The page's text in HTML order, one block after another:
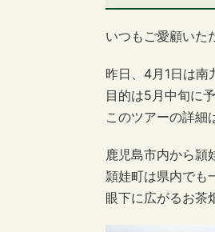
いつもご愛顧いた
昨日、4月1日は南
目的は5月中旬に
このツアーの詳細
鹿児島市内から頴
頴娃町は県内でも
眼下に広がるお茶